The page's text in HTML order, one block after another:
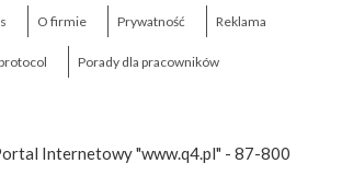
O firmie Prywatność Reklama
Porady dla pracowników
Internetowy "www.q4.pl" - 87-800